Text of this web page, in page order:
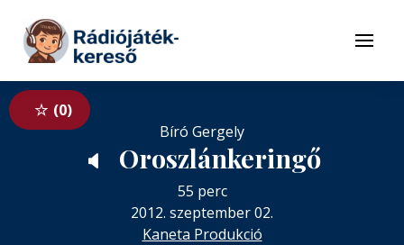
Tovább a tartalomhoz
Menü
0
Bíró Gergely
🔈 Oroszlánkeringő
55 perc
2012. szeptember 02.
Kaneta Produkció